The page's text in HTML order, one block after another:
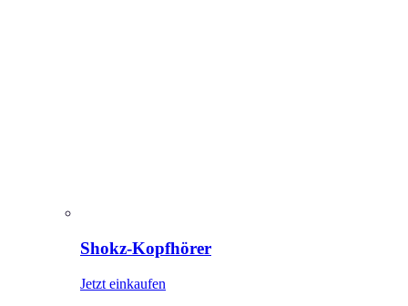
Shokz-Kopfhörer
Jetzt einkaufen